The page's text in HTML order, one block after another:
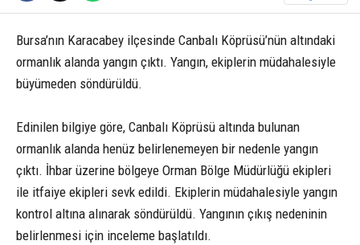
Bursa’nın Karacabey ilçesinde Canbalı Köprüsü’nün altındaki
ormanlık alanda yangın çıktı. Yangın, ekiplerin müdahalesiyle
büyümeden söndürüldü.
Edinilen bilgiye göre, Canbalı Köprüsü altında bulunan
ormanlık alanda henüz belirlenemeyen bir nedenle yangın
çıktı. İhbar üzerine bölgeye Orman Bölge Müdürlüğü ekipleri
ile itfaiye ekipleri sevk edildi. Ekiplerin müdahalesiyle yangın
kontrol altına alınarak söndürüldü. Yangının çıkış nedeninin
belirlenmesi için inceleme başlatıldı.